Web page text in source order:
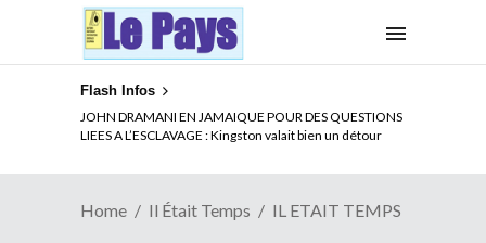
Flash Infos
JOHN DRAMANI EN JAMAIQUE POUR DES QUESTIONS
LIEES A L’ESCLAVAGE : Kingston valait bien un détour
Home Il Était Temps IL ETAIT TEMPS